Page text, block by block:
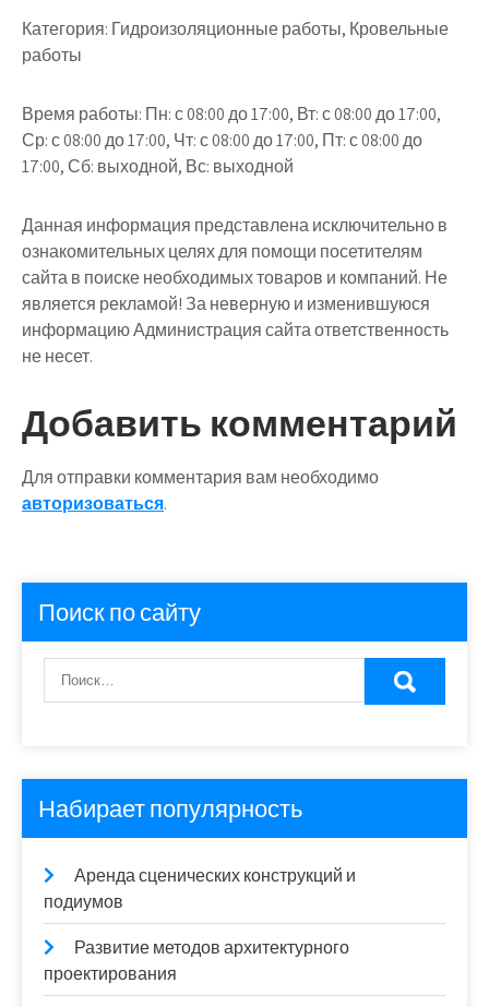
Категория: Гидроизоляционные работы, Кровельные
работы
Время работы: Пн: с 08:00 до 17:00, Вт: с 08:00 до 17:00,
Ср: с 08:00 до 17:00, Чт: с 08:00 до 17:00, Пт: с 08:00 до
17:00, Сб: выходной, Вс: выходной
Данная информация представлена исключительно в
ознакомительных целях для помощи посетителям
сайта в поиске необходимых товаров и компаний. Не
является рекламой! За неверную и изменившуюся
информацию Администрация сайта ответственность
не несет.
Добавить комментарий
Для отправки комментария вам необходимо
авторизоваться.
Поиск по сайту
Набирает популярность
Аренда сценических конструкций и
подиумов
Развитие методов архитектурного
проектирования